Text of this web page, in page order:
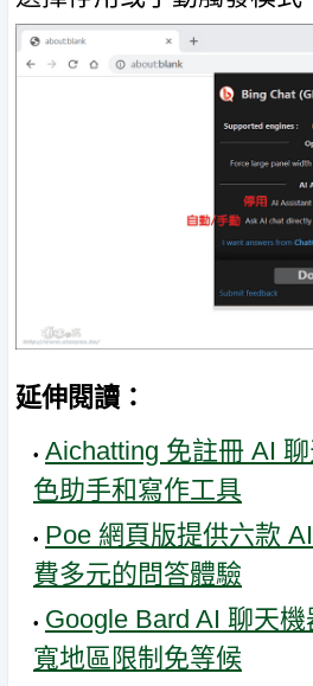
延伸閱讀：
Aichatting 免註冊 AI
色助手和寫作工具
Poe 網頁版提供六款
費多元的問答體驗
Google Bard AI 聊天
寬地區限制免等候